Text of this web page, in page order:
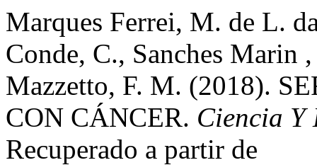
Marques Ferrei, M. de L.
Conde, C., Sanches Marin
Mazzetto, F. M. (2018).
CON CÁNCER. Ciencia Y
Recuperado a partir de